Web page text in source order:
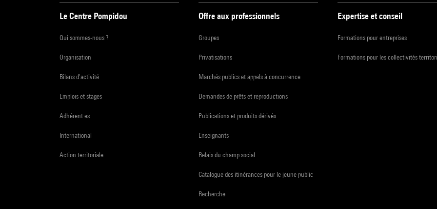
Le Centre Pompidou
Qui sommes-nous ?
Organisation
Bilans d'activité
Emplois et stages
Adhérent·es
International
Action territoriale
Offre aux professionnels
Groupes
Privatisations
Marchés publics et appels à concurrence
Demandes de prêts et reproductions
Publications et produits dérivés
Enseignants
Relais du champ social
Catalogue des itinérances pour le jeune public
Recherche
Expertise et conseil
Formations pour entreprises
Formations pour les collectivités